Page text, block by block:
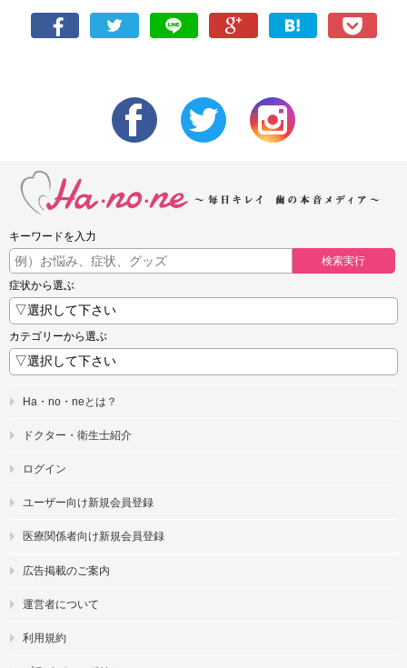
キーワードを入力
検索実行
症状から選ぶ
カテゴリーから選ぶ
Ha・no・neとは？
ドクター・衛生士紹介
ログイン
ユーザー向け新規会員登録
医療関係者向け新規会員登録
広告掲載のご案内
運営者について
利用規約